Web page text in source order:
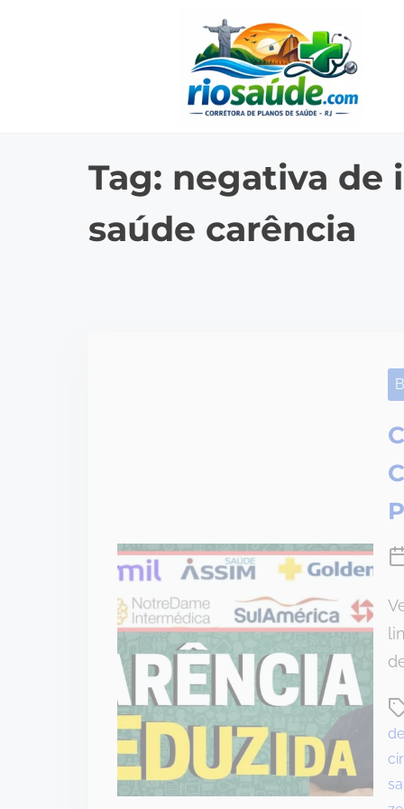
Tag: negativa de
saúde carência
P
o
s
t
r